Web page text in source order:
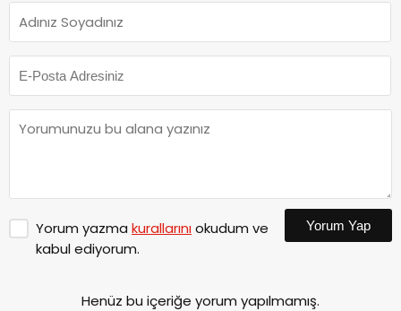
Yorum yazma kurallarınıokudum ve
kabul ediyorum.
Yorum Yap
Henüz bu içeriğe yorum yapılmamış.